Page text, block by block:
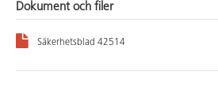
Dokument och filer
Säkerhetsblad 42514